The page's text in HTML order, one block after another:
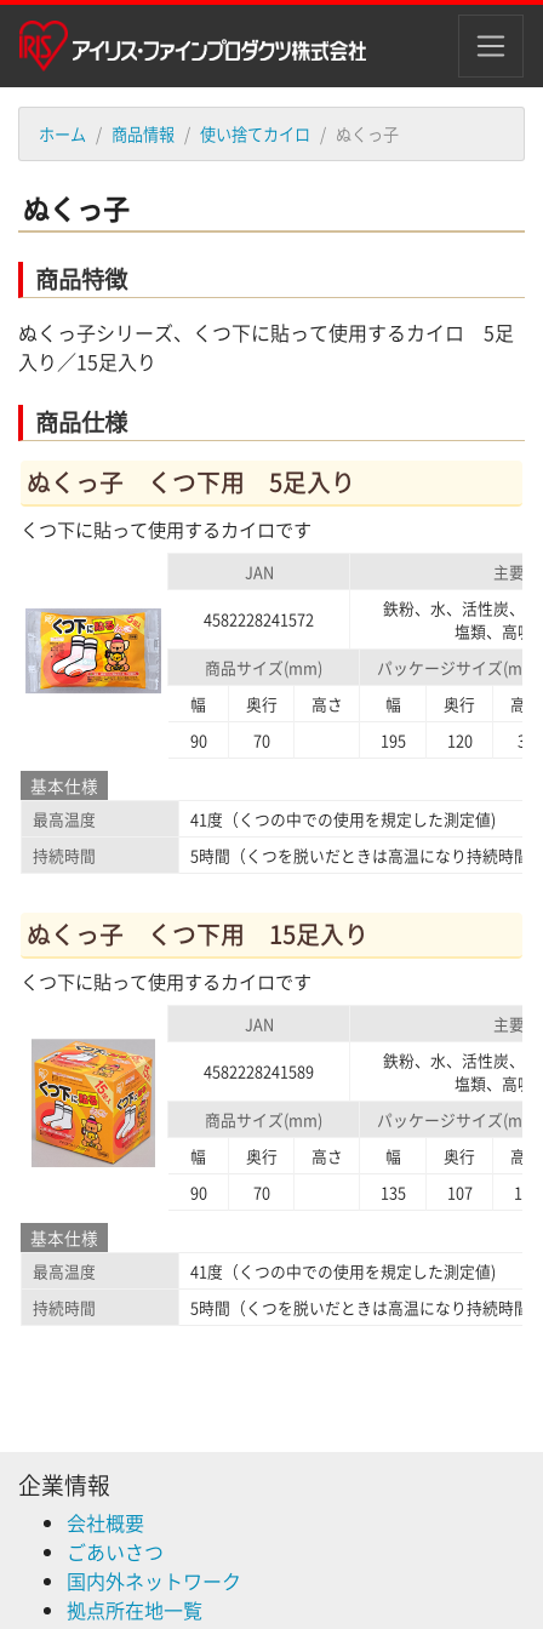
ホーム 商品情報 使い捨てカイロ ぬくっ子
ぬくっ子
商品特徴
ぬくっ子シリーズ、くつ下に貼って使用するカイロ 5足
入り／15足入り
商品仕様
ぬくっ子 くつ下用 5足入り
くつ下に貼って使用するカイロです
JAN 主要
4582228241572
鉄粉、水、活性炭、
塩類、高吸
商品サイズ(mm)
パッケージサイズ(mm)
幅
奥行 高さ 幅 奥行
高さ
90
70 195 120 38
基本仕様
最高温度
41度（くつの中での使用を規定した測定値)
持続時間
5時間（くつを脱いだときは高温になり持続時間
ぬくっ子 くつ下用 15足入り
くつ下に貼って使用するカイロです
JAN 主要
4582228241589
鉄粉、水、活性炭、
塩類、高吸
商品サイズ(mm)
パッケージサイズ(mm)
幅
奥行 高さ 幅 奥行
高さ
90
70 135 107 129
基本仕様
最高温度
41度（くつの中での使用を規定した測定値)
持続時間
5時間（くつを脱いだときは高温になり持続時間
企業情報
会社概要
ごあいさつ
国内外ネットワーク
拠点所在地一覧